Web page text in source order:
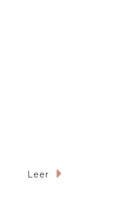
Leer